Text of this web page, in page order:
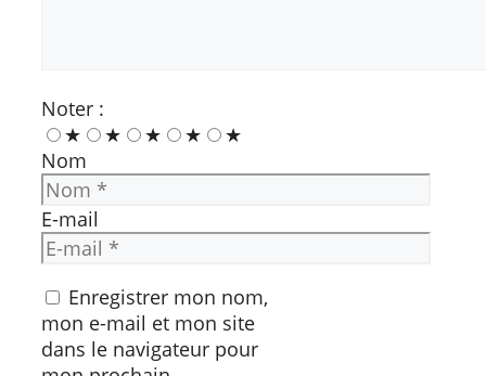
Noter :
★
★ ★ ★
★
Nom
E-mail
Enregistrer mon nom,
mon e-mail et mon site
dans le navigateur pour